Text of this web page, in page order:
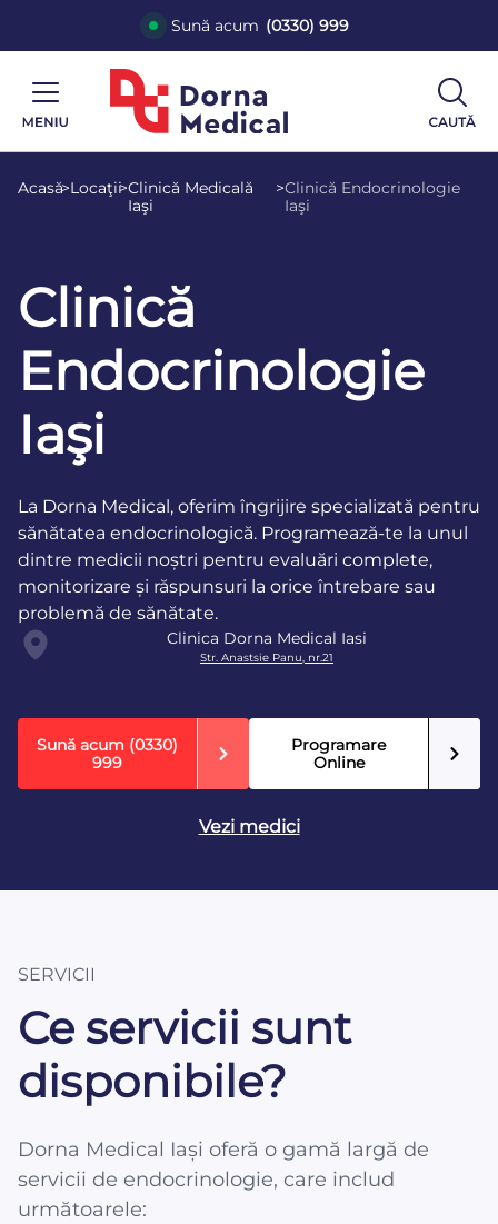
Sună acum (0330) 999
Acasă>Locaţii>Clinică Medicală
Iaşi
>Clinică Endocrinologie
Iaşi
Clinică
Endocrinologie
Iaşi
La Dorna Medical, oferim îngrijire specializată pentru
sănătatea endocrinologică. Programează-te la unul
dintre medicii noștri pentru evaluări complete,
monitorizare și răspunsuri la orice întrebare sau
problemă de sănătate.
Clinica Dorna Medical Iasi
Str. Anastsie Panu, nr.21
Sună acum (0330)
999
Programare
Online
Vezi medici
SERVICII
Ce servicii sunt
disponibile?
Dorna Medical Iași oferă o gamă largă de
servicii de endocrinologie, care includ
următoarele: